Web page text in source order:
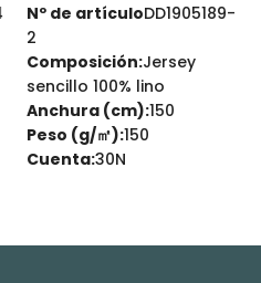
Nº de artículoDD1905189-
2
Composición:Jersey
sencillo 100% lino
Anchura (cm):150
Peso (g/㎡):150
Cuenta:30N